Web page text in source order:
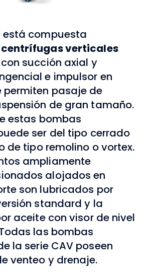
está compuesta
verticales
succión axial y
e impulsor en
pasaje de
de gran tamaño.
estas bombas
ser del tipo cerrado
de tipo remolino o vortex.
ampliamente
alojados en
son lubricados por
standard y la
aceite con visor de nivel
las bombas
la serie CAV poseen
venteo y drenaje.